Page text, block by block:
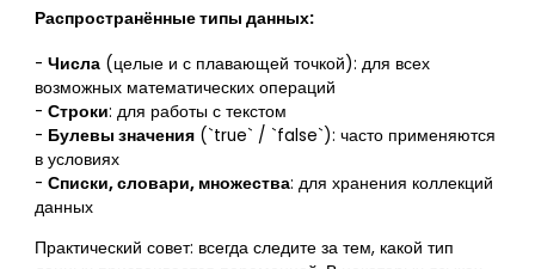
Распространённые типы данных:
-Числа (целые и с плавающей точкой): для всех
возможных математических операций
-Строки: для работы с текстом
- Булевы значения (`true` / `false`): часто применяются
в условиях
-Списки, словари, множества: для хранения коллекций
данных
Практический совет: всегда следите за тем, какой тип